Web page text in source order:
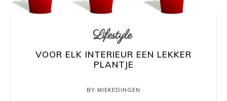
Lifestyle
VOOR ELK INTERIEUR EEN LEKKER
PLANTJE
BY MIEKEDINGEN